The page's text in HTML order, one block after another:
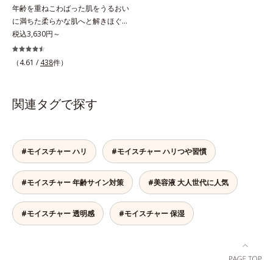
つの感触の両立に成功。ごわつく年
齢肌を柔肌に整え、未体験の肌感触
を叶えます。*1 保湿*2 年齢に応じ
たお手入れ *3 D.N.A.＝Daily New
Approach*4 HSP含有酵母エキス＝
年齢を重ねこわばった肌をうるおい
に満ちた柔らかな肌へと解きほぐ
す。セラミド配合保湿クリーム。う
るおい続く柔らかな肌へ整える、エ
イジングケア(*1)保湿クリームで
ドを極小のナノサイズにカプセル化
しました。内包した3大保湿成分＝
に浸透(*4)し、うるおいに満ちた状
態が続く肌へ整えます。さらに年齢
肌がうるおいとともに失ってしまう
ハリ・弾力に、モイストエンリッチ
コンプレックス(*5）がアプロー
チ。ベタつかずみずみずしい使いご
こちでこわばった肌を解きほぐし、
税込3,630円～
（4.61 / 438件）
関連タグで探す
#モイスチャー ハリ #モイスチャー ハリつや習慣
#モイスチャー 年齢サイン対策 #美容液 大人世代に人気
#モイスチャー 透明感 #モイスチャー 保湿